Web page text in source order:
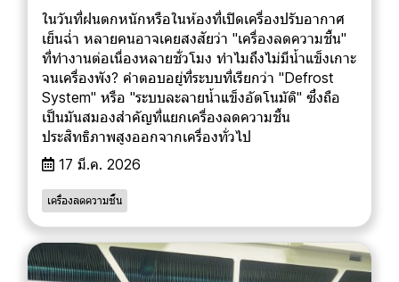
ในวันที่ฝนตกหนักหรือในห้องที่เปิดเครื่องปรับอากาศ
เย็นฉ่ำ หลายคนอาจเคยสงสัยว่า "เครื่องลดความชื้น"
ที่ทำงานต่อเนื่องหลายชั่วโมง ทำไมถึงไม่มีน้ำแข็งเกาะ
จนเครื่องพัง? คำตอบอยู่ที่ระบบที่เรียกว่า "Defrost
System" หรือ "ระบบละลายน้ำแข็งอัตโนมัติ" ซึ่งถือ
เป็นมันสมองสำคัญที่แยกเครื่องลดความชื้น
ประสิทธิภาพสูงออกจากเครื่องทั่วไป
17 มี.ค. 2026
เครื่องลดความชื้น